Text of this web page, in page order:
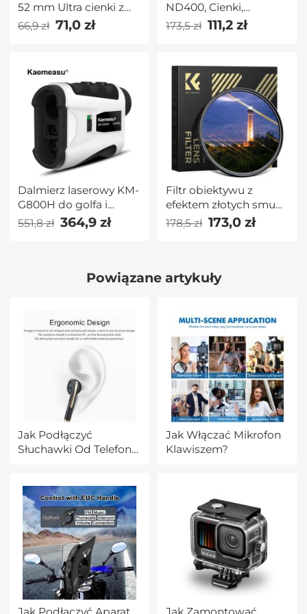
52 mm Ultra cienki z
wielowarstwową
powłoką chroniącą
ultrafioletowym Filtr
obiektywu ze
ściereczką do
czyszczenia Seria
Nano-K
66,9 zł 71,0 zł
ND400, Cienki,
Wielowarstwowy
173,5 zł 111,2 zł
Dalmierz laserowy KM-
G800H do golfa i
łowiectwa Dalmierz
Pomiar odległości z
funkcją wibracji Tryb
metrów
551,8 zł 364,9 zł
Filtr obiektywu z
efektem złotych smug
58 mm (2 mm)
anamorficzny filtr
rozbłysku światła do
Nano-Xcel
178,5 zł 173,0 zł
Powiązane artykuły
Jak Podłączyć
Słuchawki Od Telefonu
Jak Włączać Mikrofon
Klawiszem?